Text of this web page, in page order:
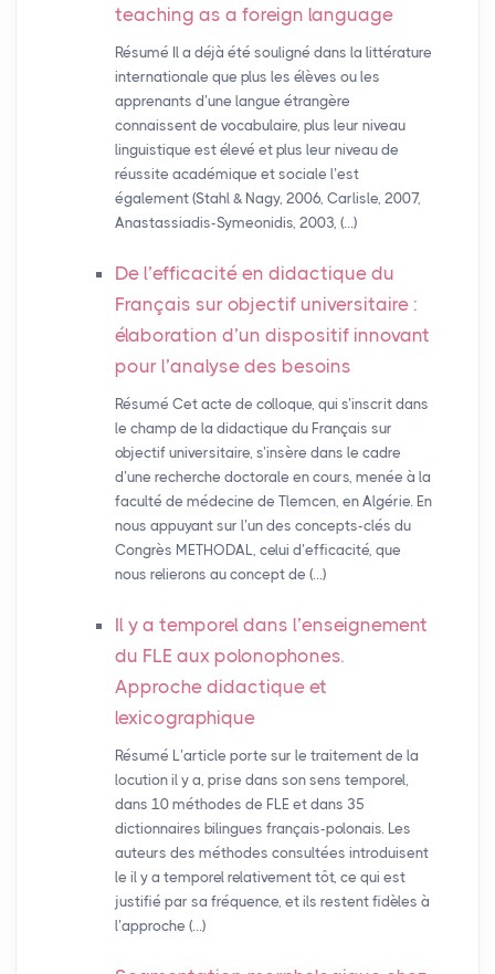
teaching as a foreign language
Résumé Il a déjà été souligné dans la littérature
internationale que plus les élèves ou les
apprenants d’une langue étrangère
connaissent de vocabulaire, plus leur niveau
linguistique est élevé et plus leur niveau de
réussite académique et sociale l’est
également (Stahl & Nagy, 2006, Carlisle, 2007,
Anastassiadis-Symeonidis, 2003, (…)
De l’efficacité en didactique du
Français sur objectif universitaire :
élaboration d’un dispositif innovant
pour l’analyse des besoins
Résumé Cet acte de colloque, qui s’inscrit dans
le champ de la didactique du Français sur
objectif universitaire, s’insère dans le cadre
d’une recherche doctorale en cours, menée à la
faculté de médecine de Tlemcen, en Algérie. En
nous appuyant sur l’un des concepts-clés du
Congrès METHODAL, celui d’efficacité, que
nous relierons au concept de (…)
Il y a temporel dans l’enseignement
du FLE aux polonophones.
Approche didactique et
lexicographique
Résumé L’article porte sur le traitement de la
locution il y a, prise dans son sens temporel,
dans 10 méthodes de FLE et dans 35
dictionnaires bilingues français-polonais. Les
auteurs des méthodes consultées introduisent
le il y a temporel relativement tôt, ce qui est
justifié par sa fréquence, et ils restent fidèles à
l’approche (…)